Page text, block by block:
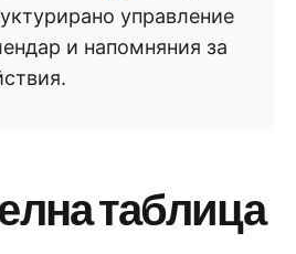
управление
и напомняния за
таблица